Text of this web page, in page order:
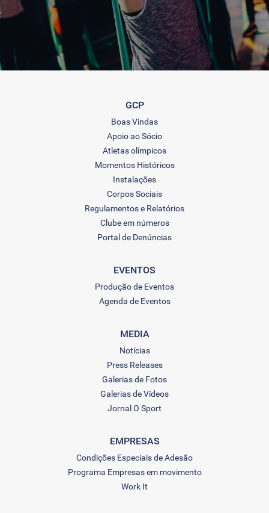
GCP
Boas Vindas
Apoio ao Sócio
Atletas olímpicos
Momentos Históricos
Instalações
Corpos Sociais
Regulamentos e Relatórios
Clube em números
Portal de Denúncias
EVENTOS
Produção de Eventos
Agenda de Eventos
MEDIA
Notícias
Press Releases
Galerias de Fotos
Galerias de Vídeos
Jornal O Sport
EMPRESAS
Condições Especiais de Adesão
Programa Empresas em movimento
Work It